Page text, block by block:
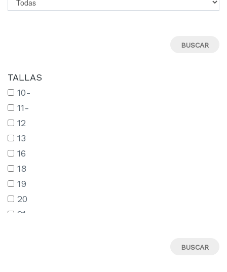
TALLAS
10-
11-
12
13
16
18
19
20
21